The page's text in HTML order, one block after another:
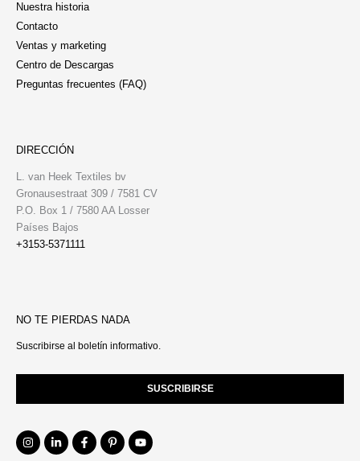
Nuestra historia
Contacto
Ventas y marketing
Centro de Descargas
Preguntas frecuentes (FAQ)
DIRECCIÓN
L. van Heek Textiles bv
Gronausestraat 309 / 7581 CV
P.O. Box 1 / 7580 AA Losser
Países Bajos
+3153-5371111
NO TE PIERDAS NADA
Suscribirse al boletín informativo.
SUSCRIBIRSE